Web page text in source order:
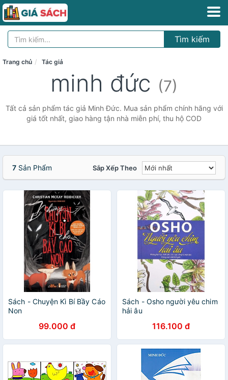
Tìm kiếm
Trang chủ Tác giả
minh đức (7)
Tất cả sản phẩm tác giả Minh Đức. Mua sản phẩm chính hãng với
giá tốt nhất, giao hàng tận nhà miễn phí, thu hộ COD
7 Sản Phẩm Sắp Xếp Theo
Sách - Chuyện Kì Bí Bầy Cáo
Non
99.000 đ
Sách - Osho người yêu chim
hải âu
116.100 đ